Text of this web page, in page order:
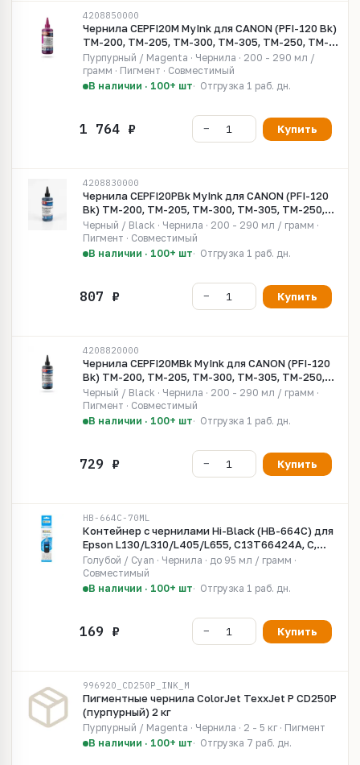
4208850000
Чернила CEPFI20M MyInk для CANON (PFI-120 Bk)
TM-200, TM-205, TM-300, TM-305, TM-250, TM-
255, TM-350, TM-355 (250мл, magenta, Pigment)
Пурпурный / Magenta · Чернила · 200 - 290 мл /
грамм · Пигмент · Совместимый
В наличии · 100+ шт
Отгрузка 1 раб. дн.
Купить
4208830000
Чернила CEPFI20PBk MyInk для CANON (PFI-120
Bk) TM-200, TM-205, TM-300, TM-305, TM-250,
TM-255, TM-350, TM-355 (250мл, photo black,
Pigment)
Черный / Black · Чернила · 200 - 290 мл / грамм ·
Пигмент · Совместимый
В наличии · 100+ шт
Отгрузка 1 раб. дн.
Купить
4208820000
Чернила CEPFI20MBk MyInk для CANON (PFI-120
Bk) TM-200, TM-205, TM-300, TM-305, TM-250,
TM-255, TM-350, TM-355 (250мл, matte black,
Pigment)
Черный / Black · Чернила · 200 - 290 мл / грамм ·
Пигмент · Совместимый
В наличии · 100+ шт
Отгрузка 1 раб. дн.
Купить
HB-664C-70ML
Контейнер с чернилами Hi-Black (HB-664C) для
Epson L130/L310/L405/L655, C13T66424A, C,
70ml
Голубой / Cyan · Чернила · до 95 мл / грамм ·
Совместимый
В наличии · 100+ шт
Отгрузка 1 раб. дн.
Купить
996920_CD250P_INK_M
Пигментные чернила ColorJet TexxJet P CD250P
(пурпурный) 2 кг
Пурпурный / Magenta · Чернила · 2 - 5 кг · Пигмент
В наличии · 100+ шт
Отгрузка 7 раб. дн.